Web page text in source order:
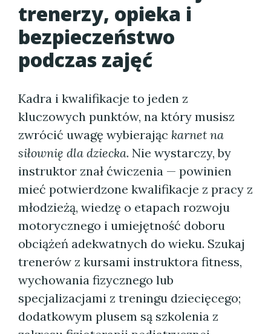
trenerzy, opieka i
bezpieczeństwo
podczas zajęć
Kadra i kwalifikacje to jeden z
kluczowych punktów, na który musisz
zwrócić uwagę wybierając karnet na
siłownię dla dziecka. Nie wystarczy, by
instruktor znał ćwiczenia — powinien
mieć potwierdzone kwalifikacje z pracy z
młodzieżą, wiedzę o etapach rozwoju
motorycznego i umiejętność doboru
obciążeń adekwatnych do wieku. Szukaj
trenerów z kursami instruktora fitness,
wychowania fizycznego lub
specjalizacjami z treningu dziecięcego;
dodatkowym plusem są szkolenia z